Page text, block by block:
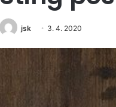
jsk 3. 4. 2020